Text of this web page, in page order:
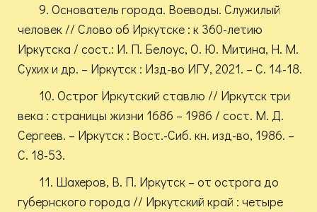
9. Основатель города. Воеводы. Служилый
человек // Слово об Иркутске : к 360-летию
Иркутска / сост.: И. П. Белоус, О. Ю. Митина, Н. М.
Сухих и др. – Иркутск : Изд-во ИГУ, 2021. – С. 14-18.
10. Острог Иркутский ставлю // Иркутск три
века : страницы жизни 1686 – 1986 / сост. М. Д.
Сергеев. – Иркутск : Вост.-Сиб. кн. изд-во, 1986. –
С. 18-53.
11. Шахеров, В. П. Иркутск – от острога до
губернского города // Иркутский край : четыре